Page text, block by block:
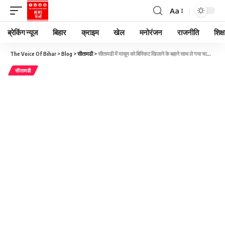
Aa
ब्रेकिंग न्यूज बिहार क्राइम खेल मनोरंजन राजनीति
The Voice Of Bihar >Blog >सीतामढी>सीतामढी में मासूम को बिस्किट खिलाने के बहाने साथ ले गया चाचा, दुष्कर्म के बाद की भतीजी की हत्या, गन्ने के खेत में मिला शव
सीतामढी